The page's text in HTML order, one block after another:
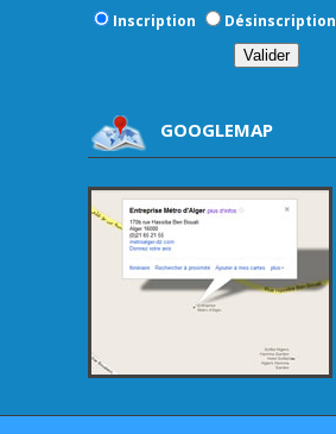
Inscription Désinscription
GOOGLEMAP